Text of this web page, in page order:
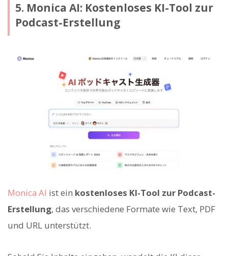
5. Monica AI: Kostenloses KI-Tool zur
Podcast-Erstellung
Monica AI ist ein kostenloses KI-Tool zur Podcast-
Erstellung, das verschiedene Formate wie Text, PDF
und URL unterstützt.